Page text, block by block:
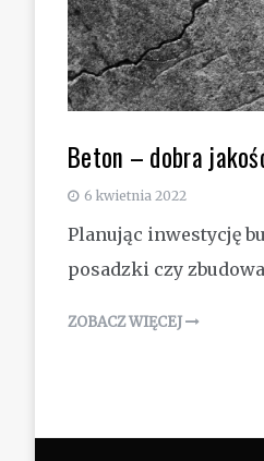
Beton – dobra
6 kwietnia 2022
Planując inwestycję
posadzki czy
ZOBACZ WIĘCEJ